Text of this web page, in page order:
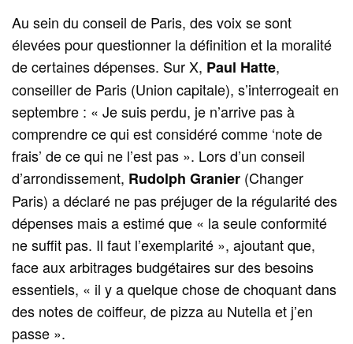
Au sein du conseil de Paris, des voix se sont
élevées pour questionner la définition et la moralité
de certaines dépenses. Sur X, Paul Hatte,
conseiller de Paris (Union capitale), s’interrogeait en
septembre : « Je suis perdu, je n’arrive pas à
comprendre ce qui est considéré comme ‘note de
frais’ de ce qui ne l’est pas ». Lors d’un conseil
d’arrondissement, Rudolph Granier (Changer
Paris) a déclaré ne pas préjuger de la régularité des
dépenses mais a estimé que « la seule conformité
ne suffit pas. Il faut l’exemplarité », ajoutant que,
face aux arbitrages budgétaires sur des besoins
essentiels, « il y a quelque chose de choquant dans
des notes de coiffeur, de pizza au Nutella et j’en
passe ».